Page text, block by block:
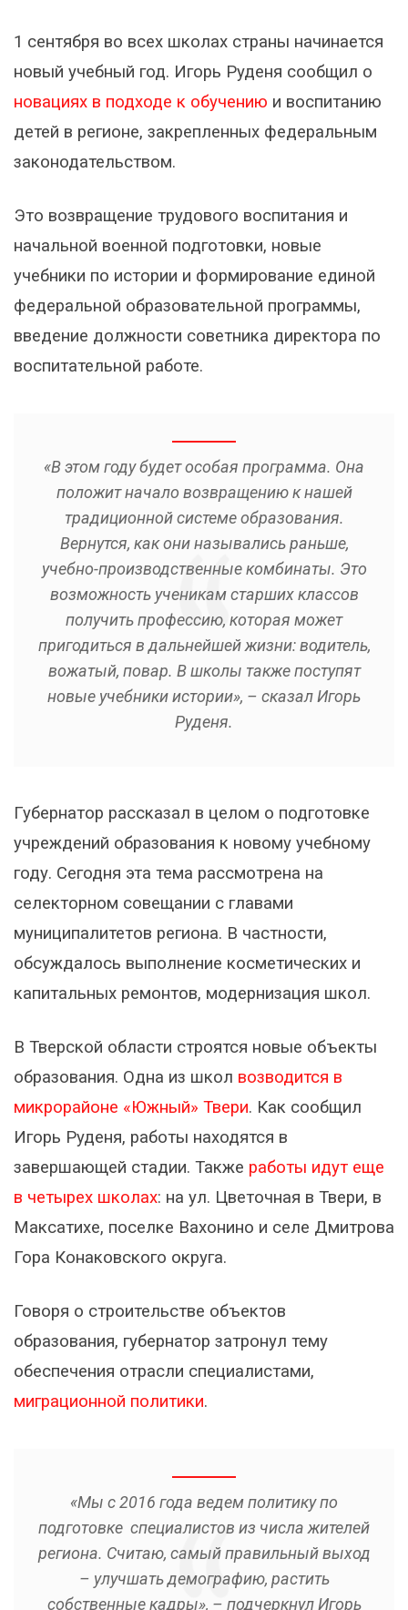
1 сентября во всех школах страны начинается
новый учебный год. Игорь Руденя сообщил о
новациях в подходе к обучению и воспитанию
детей в регионе, закрепленных федеральным
законодательством.
Это возвращение трудового воспитания и
начальной военной подготовки, новые
учебники по истории и формирование единой
федеральной образовательной программы,
введение должности советника директора по
воспитательной работе.
«В этом году будет особая программа. Она
положит начало возвращению к нашей
традиционной системе образования.
Вернутся, как они назывались раньше,
учебно-производственные комбинаты. Это
возможность ученикам старших классов
получить профессию, которая может
пригодиться в дальнейшей жизни: водитель,
вожатый, повар. В школы также поступят
новые учебники истории», – сказал Игорь
Руденя.
Губернатор рассказал в целом о подготовке
учреждений образования к новому учебному
году. Сегодня эта тема рассмотрена на
селекторном совещании с главами
муниципалитетов региона. В частности,
обсуждалось выполнение косметических и
капитальных ремонтов, модернизация школ.
В Тверской области строятся новые объекты
образования. Одна из школ возводится в
микрорайоне «Южный» Твери. Как сообщил
Игорь Руденя, работы находятся в
завершающей стадии. Также работы идут еще
в четырех школах: на ул. Цветочная в Твери, в
Максатихе, поселке Вахонино и селе Дмитрова
Гора Конаковского округа.
Говоря о строительстве объектов
образования, губернатор затронул тему
обеспечения отрасли специалистами,
миграционной политики.
«Мы с 2016 года ведем политику по
подготовке специалистов из числа жителей
региона. Считаю, самый правильный выход
– улучшать демографию, растить
собственные кадры», – подчеркнул Игорь